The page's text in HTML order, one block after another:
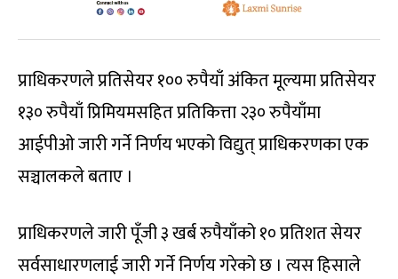
प्राधिकरणले प्रतिसेयर १०० रुपैयाँ अंकित मूल्यमा प्रतिसेयर
१३० रुपैयाँ प्रिमियमसहित प्रतिकित्ता २३० रुपैयाँमा
आईपीओ जारी गर्ने निर्णय भएको विद्युत् प्राधिकरणका एक
सञ्चालकले बताए ।
प्राधिकरणले जारी पूँजी ३ खर्ब रुपैयाँको १० प्रतिशत सेयर
सर्वसाधारणलाई जारी गर्ने निर्णय गरेको छ । त्यस हिसाले